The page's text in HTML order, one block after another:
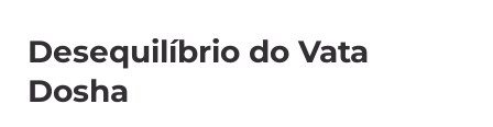
Desequilíbrio do Vata
Dosha